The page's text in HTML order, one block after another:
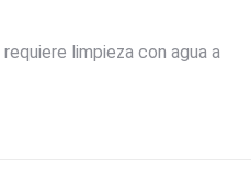
limpieza con agua a